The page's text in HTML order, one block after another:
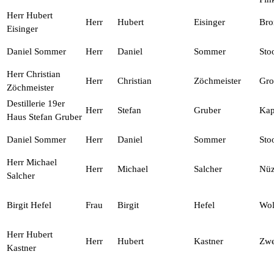
Herr Hubert
Eisinger
Herr Hubert Eisinger
Daniel Sommer Herr Daniel Sommer
Herr Christian
Zöchmeister
Herr Christian Zöchmeister
Destillerie 19er
Haus Stefan Gruber
Herr Stefan Gruber
Daniel Sommer Herr Daniel Sommer
Herr Michael
Salcher
Herr Michael Salcher
Birgit Hefel Frau Birgit Hefel
Herr Hubert
Kastner
Herr Hubert Kastner